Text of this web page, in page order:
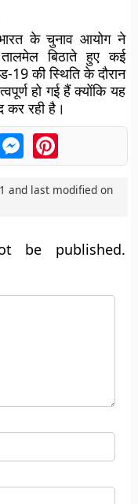
के चुनाव आयोगने
तालमेल बिठाते हुए कई
19 की स्थिति के दौरान
हो गई हैं क्योंकि यह
कर रही है।
MessengerPinterest
and last modified on
be published.